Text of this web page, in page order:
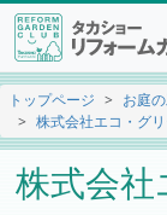
トップページ お庭
株式会社エコ・グ
株式会